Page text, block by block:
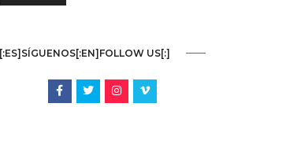
[:ES]SÍGUENOS[:EN]FOLLOW US[:]